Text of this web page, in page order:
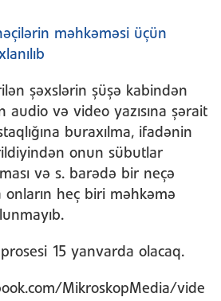
məhkəməsi üçün
şəxslərin şüşə kabindən
audio və video yazısına şərait
buraxılma, ifadənin
onun sübutlar
və s. barədə bir neçə
onların heç biri məhkəmə
15 yanvarda olacaq.
MikroskopMedia/vide